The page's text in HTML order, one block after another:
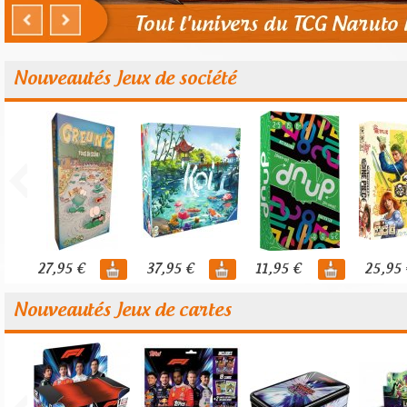
Nouveautés Jeux de société
27,95 € 37,95 € 11,95 € 25,95
Nouveautés Jeux de cartes